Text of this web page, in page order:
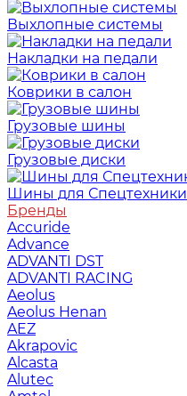
Выхлопные системы
Накладки на педали
Коврики в салон
Грузовые шины
Грузовые диски
Шины для Спецтехники
Бренды
Accuride
Advance
ADVANTI DST
ADVANTI RACING
Aeolus
Aeolus Henan
AEZ
Akrapovic
Alcasta
Alutec